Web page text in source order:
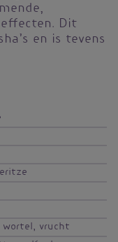
Dit
en is tevens
wortel, vrucht